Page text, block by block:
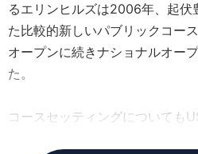
るエリンヒルズは2006年、起伏
た比較的新しいパブリックコー
オープンに続きナショナルオー
た。
コースセッティングについても